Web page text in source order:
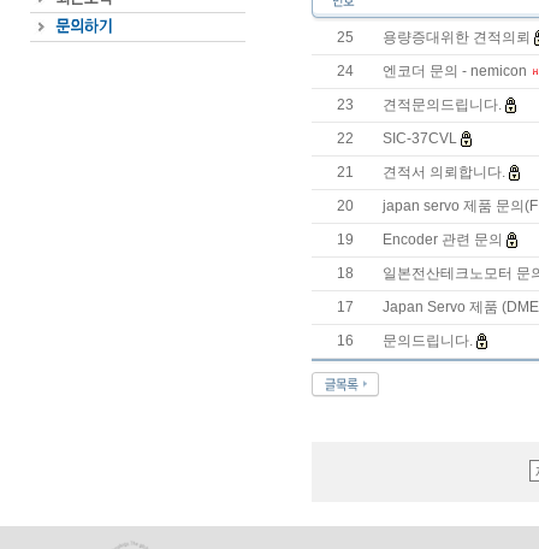
25
용량증대위한 견적의뢰
24
엔코더 문의 - nemicon
23
견적문의드립니다.
22
SIC-37CVL
21
견적서 의뢰합니다.
20
japan servo 제품 문의
19
Encoder 관련 문의
18
일본전산테크노모터 문
17
Japan Servo 제품
16
문의드립니다.